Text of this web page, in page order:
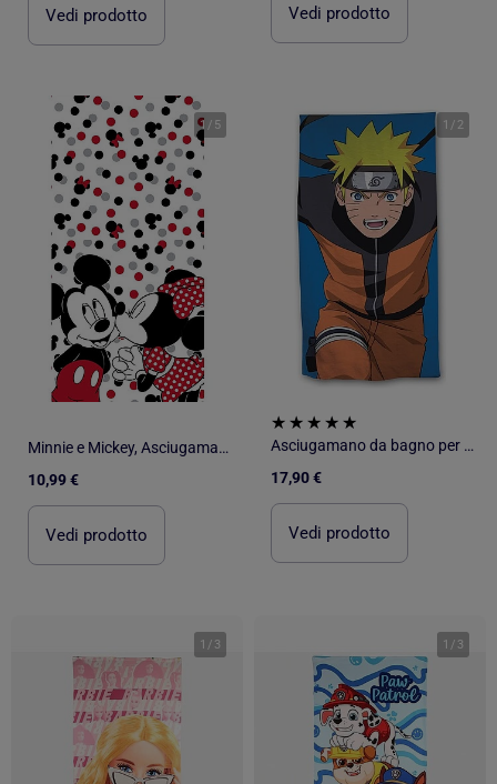
Vedi prodotto Vedi prodotto
1 / 5
Minnie e Mickey, Asciugamano da Bagno per Bambini Stampato 100% Cotone, LOVE
10,99 €
Vedi prodotto
1 / 2
Asciugamano da bagno per bambini Manga
17,90 €
Vedi prodotto
1 / 3 1 / 3